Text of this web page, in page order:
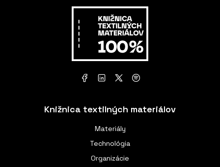
Knižnica textilných materiálov
Materiály
Technológia
Organizácie